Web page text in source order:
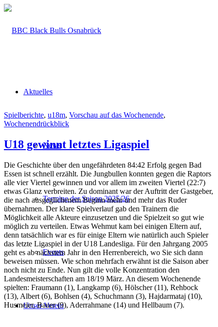
Aktuelles
News
Termine der Saison 2025/26
Events
Unser Verein
Spielberichte, u18m, Vorschau auf das Wochenende,
Wochenendrückblick
U18 gewinnt letztes Ligaspiel
Die Geschichte über den ungefährdeten 84:42 Erfolg gegen Bad
Essen ist schnell erzählt. Die Jungbullen konnten gegen die Raptors
alle vier Viertel gewinnen und vor allem im zweiten Viertel (22:7)
etwas Glanz verbreiten. Zu dominant war der Auftritt der Gastgeber,
die nach ausgeglichenem Beginn mehr und mehr das Ruder
übernahmen. Der klare Spielverlauf gab den Trainern die
Möglichkeit alle Akteure einzusetzen und die Spielzeit so gut wie
möglich zu verteilen. Etwas Wehmut kam bei einigen Eltern auf,
denn tatsächlich war es für einige Eltern wie natürlich auch Spieler
das letzte Ligaspiel in der U18 Landesliga. Für den Jahrgang 2005
geht es ab nächstem Jahr in den Herrenbereich, wo Sie sich dann
beweisen müssen. Wie schon mehrfach erwähnt ist die Saison aber
noch nicht zu Ende. Nun gilt die volle Konzentration den
Landesmeisterschaften am 18/19 März. An diesem Wochenende
spielten: Fraumann (1), Langkamp (6), Hölscher (11), Rehbock
(13), Albert (6), Bohlsen (4), Schuchmann (3), Hajdarmataj (10),
Husmeier, Bauer (9), Aderrahmane (14) und Hellbaum (7).